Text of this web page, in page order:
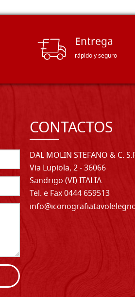
Entrega
rápido y seguro
CONTACTOS
DAL MOLIN STEFANO & C.
Via Lupiola, 2 - 36066
Sandrigo (VI) ITALIA
Tel. e Fax 0444 659513